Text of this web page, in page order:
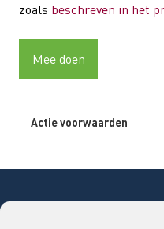
zoals beschreven in het
Actie voorwaarden